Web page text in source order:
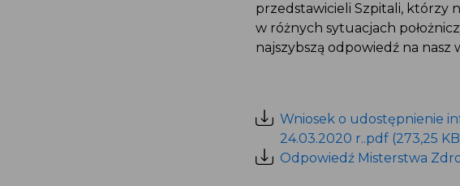
przedstawicieli Szpitali, którzy
w różnych sytuacjach
najszybszą odpowiedź na nasz
Wniosek o udostępnienie
24.03.2020 r..pdf (273,25
Odpowiedź Misterstwa